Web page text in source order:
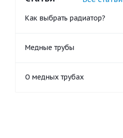
Как выбрать радиатор?
Медные трубы
О медных трубах